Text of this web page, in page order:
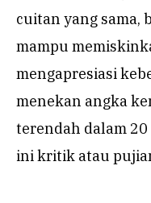
cuitan yang sama,
mampu
mengapresiasi
menekan angka
terendah dalam
ini kritik atau